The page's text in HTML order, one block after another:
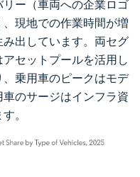
ー（車両への企業ロゴ
現地での作業時間が増
出しています。両セグ
セットプールを活用し
乗用車のピークはモデ
のサージはインフラ資
。